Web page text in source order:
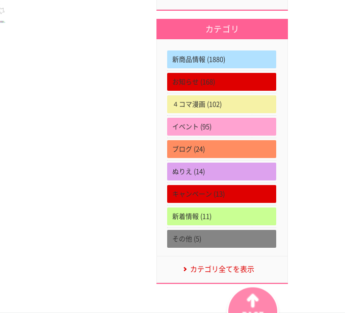
カテゴリ
新商品情報 (1880)
お知らせ (168)
４コマ漫画 (102)
イベント (95)
ブログ (24)
ぬりえ (14)
キャンペーン (13)
新着情報 (11)
その他 (5)
カテゴリ全てを表示